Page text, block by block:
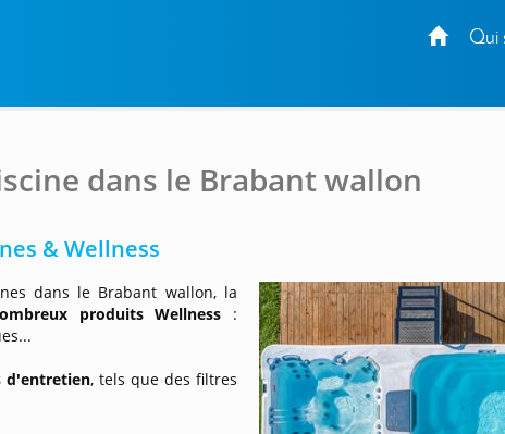
Qui
dans le Brabant wallon
& Wellness
dans le Brabant wallon, la
produits Wellness :
d'entretien, tels que des filtres